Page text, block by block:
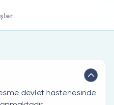
devlet hastenesinde